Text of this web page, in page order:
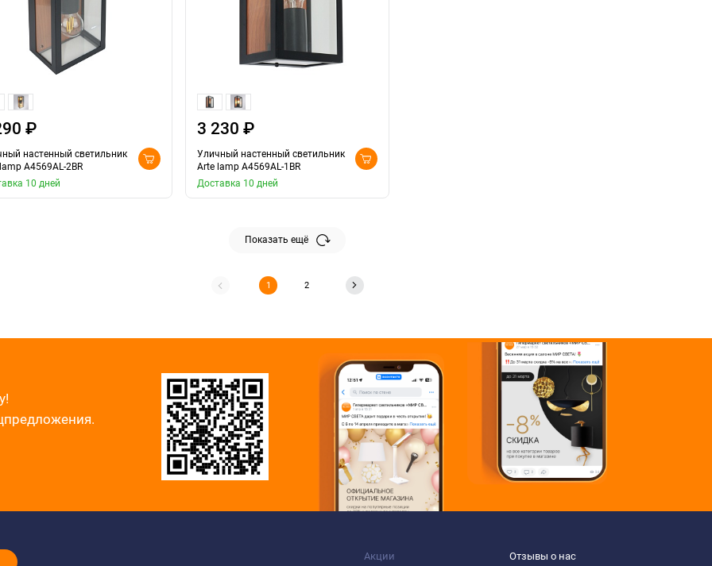
₽
настенный светильник
A4569AL-2BR
10 дней
3 230 ₽
Уличный настенный светильник
Arte lamp A4569AL-1BR
Доставка 10 дней
Показать ещё
1 2
Акции Отзывы о нас